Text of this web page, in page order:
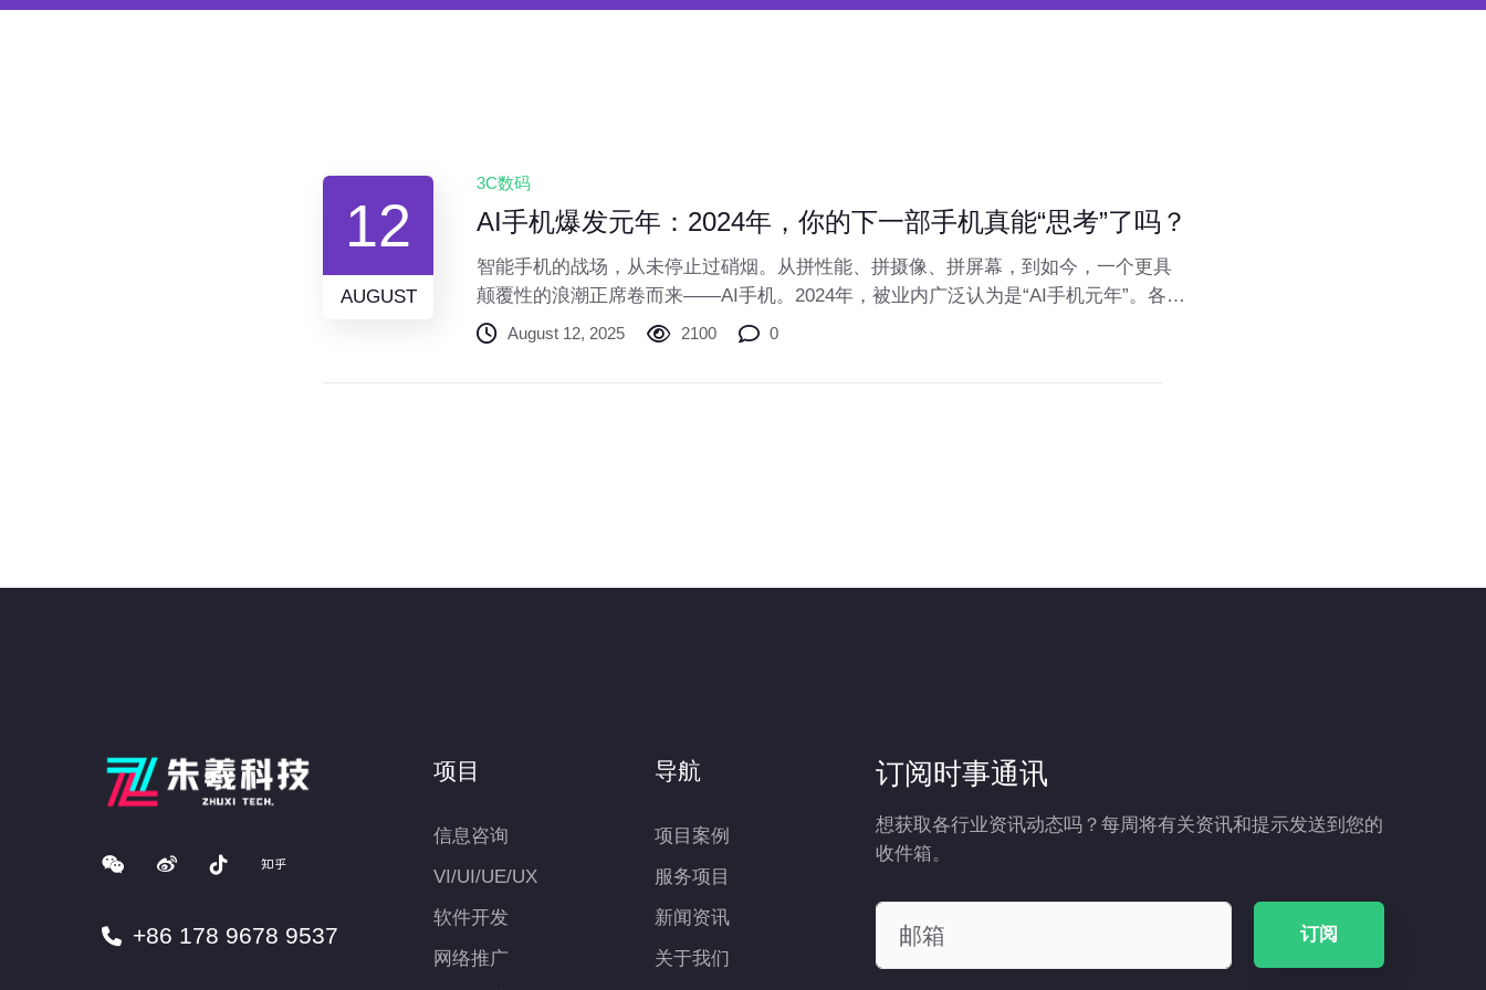
12
AUGUST
3C数码
AI手机爆发元年：2024年，你的下一部手机真能“思考”了吗？
智能手机的战场，从未停止过硝烟。从拼性能、拼摄像、拼屏幕，到如今，一个更具
颠覆性的浪潮正席卷而来——AI手机。2024年，被业内广泛认为是“AI手机元年”。各大
品牌纷纷亮剑，将强大的AI能力从云端直接“塞进”你的口袋。那么，这些打着“AI”旗号
August 12, 2025 2100 0
+86 178 9678 9537
项目
信息咨询
VI/UI/UE/UX
软件开发
网络推广
导航
项目案例
服务项目
新闻资讯
关于我们
订阅时事通讯
想获取各行业资讯动态吗？每周将有关资讯和提示发送到您的
收件箱。
订阅